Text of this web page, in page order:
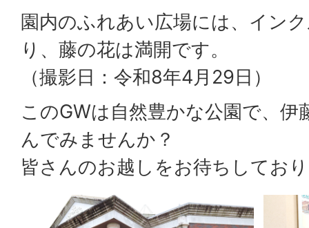
園内のふれあい広場には、イン
り、藤の花は満開です。
（撮影日：令和8年4月29日）
このGWは自然豊かな公園で、伊
んでみませんか？
皆さんのお越しをお待ちしてお